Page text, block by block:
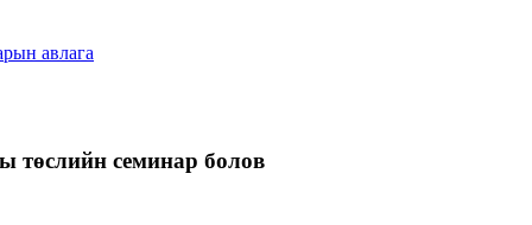
авлага
төслийн семинар болов